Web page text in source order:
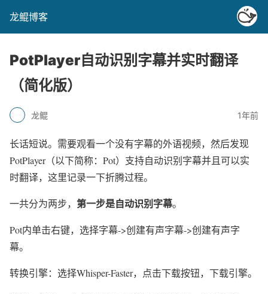
龙鲲博客
PotPlayer自动识别字幕并实时翻译
（简化版）
龙鲲 1年前
长话短说。需要观看一个没有字幕的外语视频，然后发现
PotPlayer（以下简称：Pot）支持自动识别字幕并且可以实
时翻译，这里记录一下折腾过程。
一共分为两步， 第一步是自动识别字幕。
Pot内单击右键，选择字幕->创建有声字幕->创建有声字
幕。
转换引擎：选择Whisper-Faster，点击下载按钮，下载引擎。